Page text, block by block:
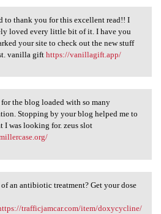
to thank you for
to thank you for this excellent read!! I
loved every little bit of it. I have you
your site to check out the new stuff
vanilla gift https://vanillagift.app/
the blog loaded
the blog loaded with so many
Stopping by your blog helped me to
I was looking for. zeus slot
an antibiotic
an antibiotic treatment? Get your dose
trafficjamcar.com/item/doxycycline/